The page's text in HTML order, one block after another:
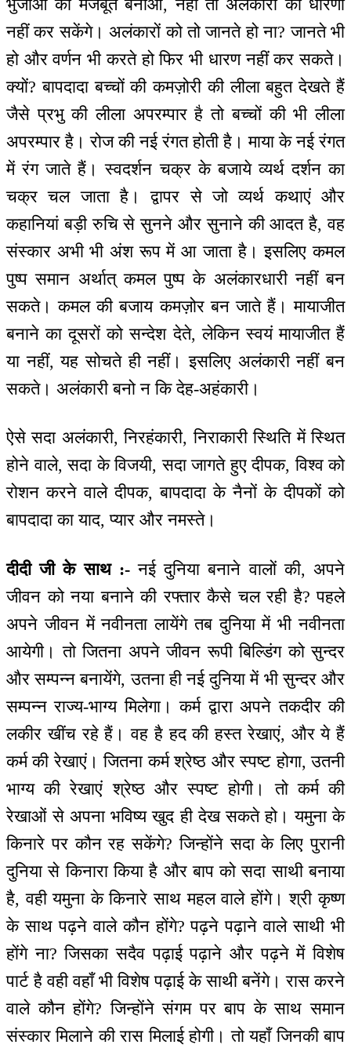
भुजाओं को मजबूत बनाओ, नहीं तो अलंकारों की धारणा
नहीं कर सकेंगे। अलंकारों को तो जानते हो ना? जानते भी
हो और वर्णन भी करते हो फिर भी धारण नहीं कर सकते।
क्यों? बापदादा बच्चों की कमज़ोरी की लीला बहुत देखते हैं
जैसे प्रभु की लीला अपरम्पार है तो बच्चों की भी लीला
अपरम्पार है। रोज की नई रंगत होती है। माया के नई रंगत
में रंग जाते हैं। स्वदर्शन चक्र के बजाये व्यर्थ दर्शन का
चक्र चल जाता है। द्वापर से जो व्यर्थ कथाएं और
कहानियां बड़ी रुचि से सुनने और सुनाने की आदत है, वह
संस्कार अभी भी अंश रूप में आ जाता है। इसलिए कमल
पुष्प समान अर्थात् कमल पुष्प के अलंकारधारी नहीं बन
सकते। कमल की बजाय कमज़ोर बन जाते हैं। मायाजीत
बनाने का दूसरों को सन्देश देते, लेकिन स्वयं मायाजीत हैं
या नहीं, यह सोचते ही नहीं। इसलिए अलंकारी नहीं बन
सकते। अलंकारी बनो न कि देह-अहंकारी।
ऐसे सदा अलंकारी, निरहंकारी, निराकारी स्थिति में स्थित
होने वाले, सदा के विजयी, सदा जागते हुए दीपक, विश्व को
रोशन करने वाले दीपक, बापदादा के नैनों के दीपकों को
बापदादा का याद, प्यार और नमस्ते।
दीदी जी के साथ :-नई दुनिया बनाने वालों की, अपने
जीवन को नया बनाने की रफ्तार कैसे चल रही है? पहले
अपने जीवन में नवीनता लायेंगे तब दुनिया में भी नवीनता
आयेगी। तो जितना अपने जीवन रूपी बिल्डिंग को सुन्दर
और सम्पन्न बनायेंगे, उतना ही नई दुनिया में भी सुन्दर और
सम्पन्न राज्य-भाग्य मिलेगा। कर्म द्वारा अपने तकदीर की
लकीर खींच रहे हैं। वह है हद की हस्त रेखाएं, और ये हैं
कर्म की रेखाएं। जितना कर्म श्रेष्ठ और स्पष्ट होगा, उतनी
भाग्य की रेखाएं श्रेष्ठ और स्पष्ट होगी। तो कर्म की
रेखाओं से अपना भविष्य खुद ही देख सकते हो। यमुना के
किनारे पर कौन रह सकेंगे? जिन्होंने सदा के लिए पुरानी
दुनिया से किनारा किया है और बाप को सदा साथी बनाया
है, वही यमुना के किनारे साथ महल वाले होंगे। श्री कृष्ण
के साथ पढ़ने वाले कौन होंगे? पढ़ने पढ़ाने वाले साथी भी
होंगे ना? जिसका सदैव पढ़ाई पढ़ाने और पढ़ने में विशेष
पार्ट है वही वहाँ भी विशेष पढ़ाई के साथी बनेंगे। रास करने
वाले कौन होंगे? जिन्होंने संगम पर बाप के साथ समान
संस्कार मिलाने की रास मिलाई होगी। तो यहाँ जिनकी बाप